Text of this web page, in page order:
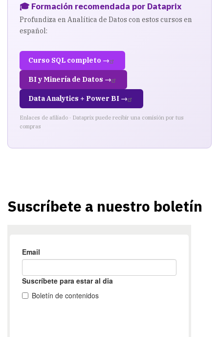
🎓 Formación recomendada por Dataprix
Profundiza en Analítica de Datos con estos cursos en
español:
Curso SQL completo →
BI y Minería de Datos →
Data Analytics + Power BI →
Enlaces de afiliado · Dataprix puede recibir una comisión por tus
compras
Suscríbete a nuestro boletín